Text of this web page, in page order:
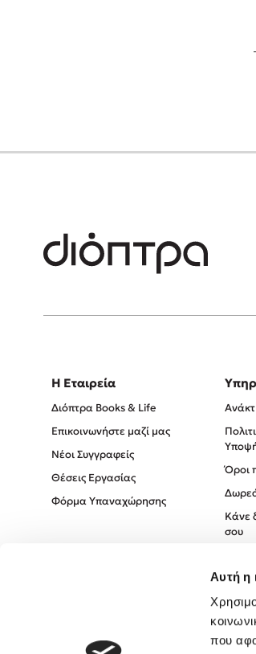
Αυτή η
που
Η Εταιρεία
Διόπτρα Books & Life
Επικοινωνήστε μαζί μας
Νέοι Συγγραφείς
Θέσεις Εργασίας
Φόρμα Υπαναχώρησης
Όροι
Κάνε
σου
Όροι